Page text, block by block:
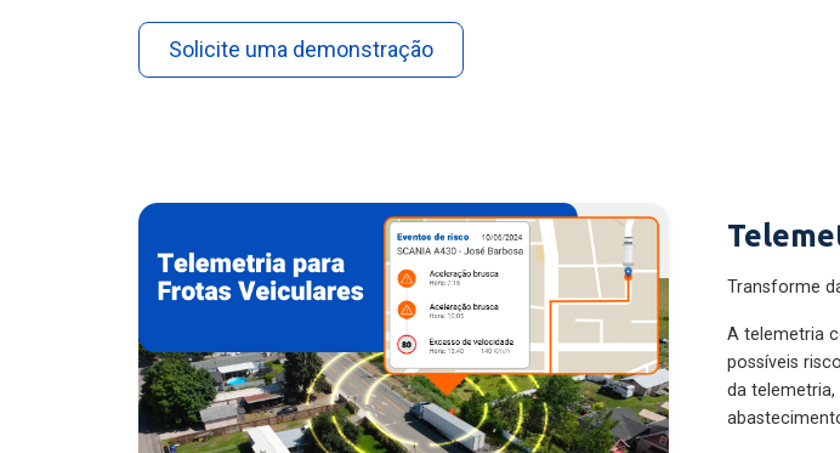
Solicite uma demonstração
Transforme
A telemetria
possíveis
da